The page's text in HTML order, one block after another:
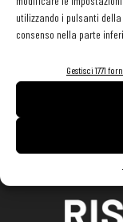
utilizzando i pulsanti
consenso nella parte
Gestisci 1771